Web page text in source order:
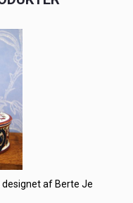
designet af Berte Je